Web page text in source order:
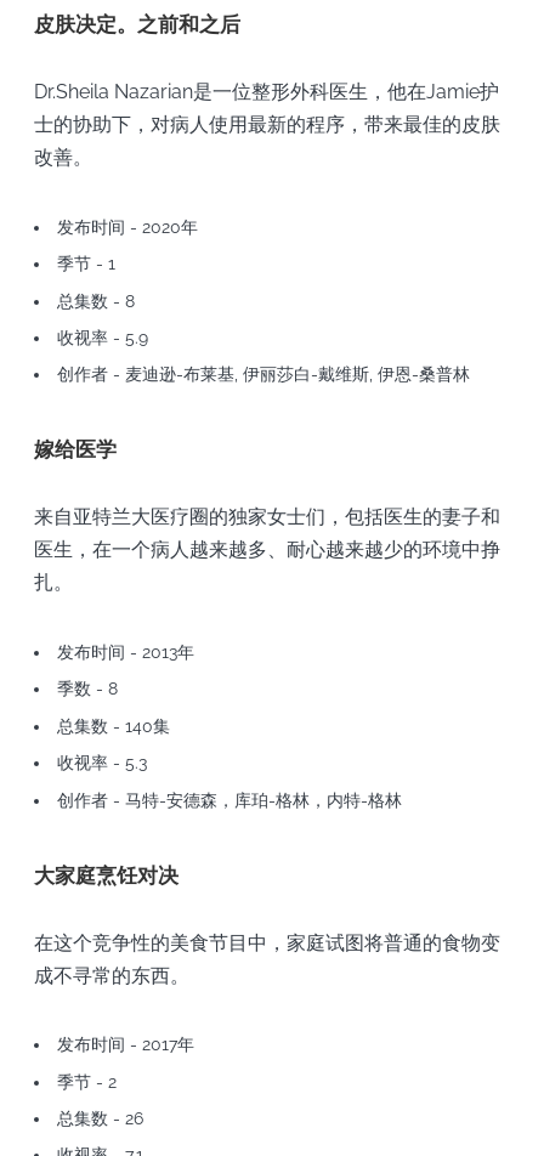
皮肤决定。之前和之后
Dr.Sheila Nazarian是一位整形外科医生，他在Jamie护
士的协助下，对病人使用最新的程序，带来最佳的皮肤
改善。
发布时间 - 2020年
季节 - 1
总集数 - 8
收视率 - 5.9
创作者 - 麦迪逊-布莱基, 伊丽莎白-戴维斯, 伊恩-桑普林
嫁给医学
来自亚特兰大医疗圈的独家女士们，包括医生的妻子和
医生，在一个病人越来越多、耐心越来越少的环境中挣
扎。
发布时间 - 2013年
季数 - 8
总集数 - 140集
收视率 - 5.3
创作者 - 马特-安德森，库珀-格林，内特-格林
大家庭烹饪对决
在这个竞争性的美食节目中，家庭试图将普通的食物变
成不寻常的东西。
发布时间 - 2017年
季节 - 2
总集数 - 26